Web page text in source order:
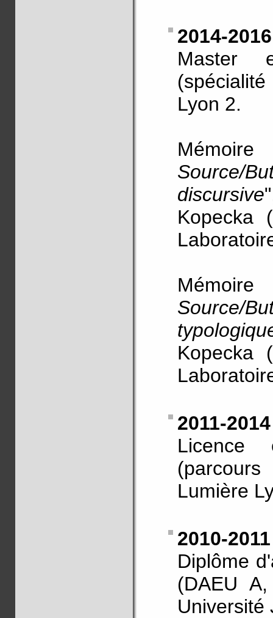
2014-2016
Master
Lyon 2.
Source/
discursive
Kopecka
Kopecka
2011-2014
Licence
Lumière
2010-2011
Diplôme
(DAEU
Université